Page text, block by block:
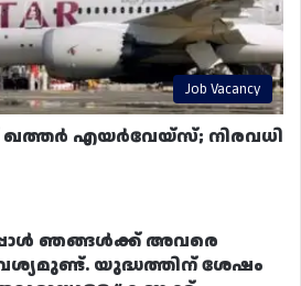
Job Vacancy
ഖത്തർ എയർവേയ്‌സ്; നിരവധി
ഞങ്ങൾക്ക് അവരെ
യുദ്ധത്തിന് ശേഷം